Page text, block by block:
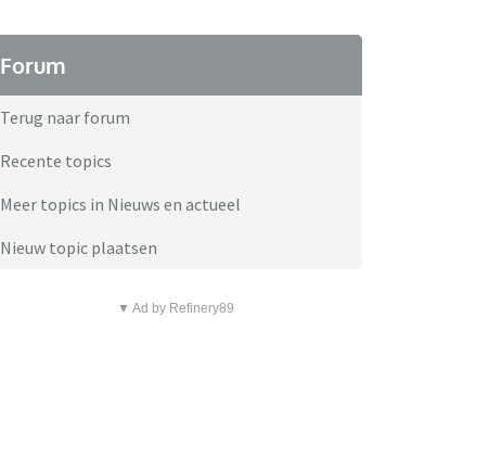
Forum
Terug naar forum
Recente topics
Meer topics in Nieuws en actueel
Nieuw topic plaatsen
▼ Ad by Refinery89